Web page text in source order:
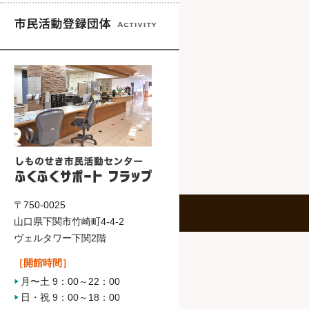
〒750-0025
山口県下関市竹崎町4-4-2
ヴェルタワー下関2階
［開館時間］
月〜土 9：00～22：00
日・祝 9：00～18：00